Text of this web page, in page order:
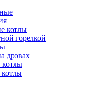
котлы
горелкой
дровах
котлы
котлы